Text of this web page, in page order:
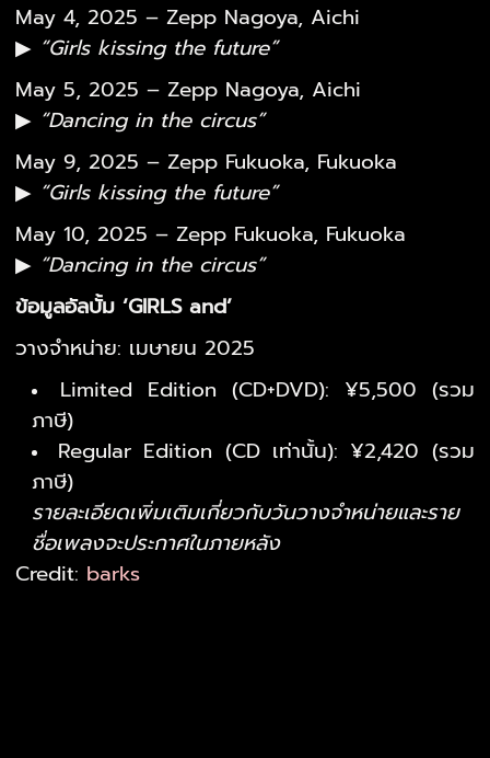
May 4, 2025 – Zepp Nagoya, Aichi
▶ “Girls kissing the future”
May 5, 2025 – Zepp Nagoya, Aichi
▶ “Dancing in the circus”
May 9, 2025 – Zepp Fukuoka, Fukuoka
▶ “Girls kissing the future”
May 10, 2025 – Zepp Fukuoka, Fukuoka
▶ “Dancing in the circus”
ข้อมูลอัลบั้ม ‘GIRLS and’
วางจำหน่าย: เมษายน 2025
Limited Edition (CD+DVD): ¥5,500 (รวม
ภาษี)
Regular Edition (CD เท่านั้น): ¥2,420 (รวม
ภาษี)
รายละเอียดเพิ่มเติมเกี่ยวกับวันวางจำหน่ายและราย
ชื่อเพลงจะประกาศในภายหลัง
Credit: barks